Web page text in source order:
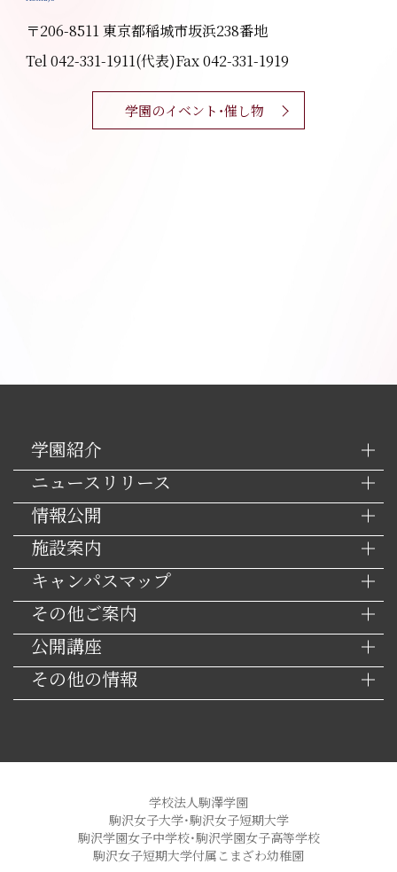
〒206-8511 東京都稲城市坂浜238番地
Tel 042-331-1911(代表)Fax 042-331-1919
学園のイベント・催し物
学園紹介
ニュースリリース
情報公開
施設案内
キャンパスマップ
その他ご案内
公開講座
その他の情報
学校法人駒澤学園
駒沢女子大学・駒沢女子短期大学
駒沢学園女子中学校・駒沢学園女子高等学校
駒沢女子短期大学付属こまざわ幼稚園